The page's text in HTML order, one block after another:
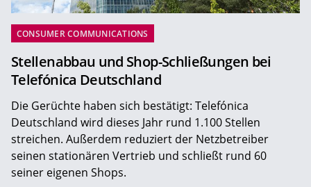
CONSUMER COMMUNICATIONS
Stellenabbau und Shop-Schließungen bei
Telefónica Deutschland
Die Gerüchte haben sich bestätigt: Telefónica
Deutschland wird dieses Jahr rund 1.100 Stellen
streichen. Außerdem reduziert der Netzbetreiber
seinen stationären Vertrieb und schließt rund 60
seiner eigenen Shops.